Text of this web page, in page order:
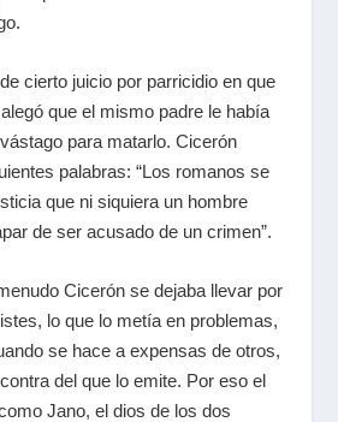
cierto juicio por parricidio en que
que el mismo padre le había
para matarlo. Cicerón
palabras: “Los romanos se
que ni siquiera un hombre
de ser acusado de un crimen”.
Cicerón se dejaba llevar por
lo que lo metía en problemas,
se hace a expensas de otros,
del que lo emite. Por eso el
Jano, el dios de los dos